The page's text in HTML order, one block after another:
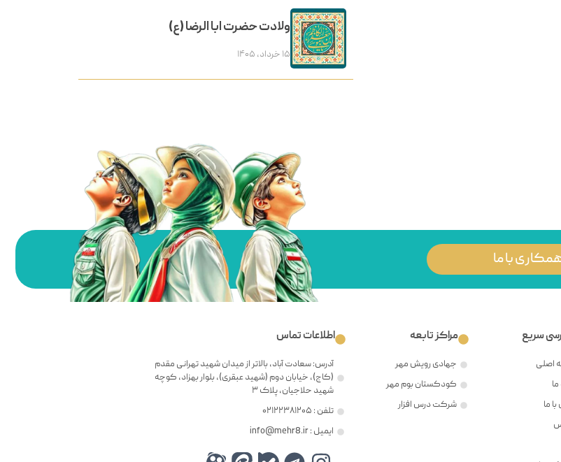
ولادت حضرت ابا الرضا (ع)
۱۵ خرداد, ۱۴۰۵
با ما
سریع
اصلی
ما
ما
مراکز تابعه
جهادی رویش مهر
کودکستان بوم مهر
شرکت درس افزار
اطلاعات تماس
آدرس: سعادت آباد، بالاتر از میدان شهید تهرانی مقدم
(کاج)، خیابان دوم (شهید عبقری)، بلوار بهزاد، کوچه
شهید حلاجیان، پلاک ۳
تلفن : ۰۲۱۲۲۳۸۱۲۰۵
ایمیل : info@mehr8.ir